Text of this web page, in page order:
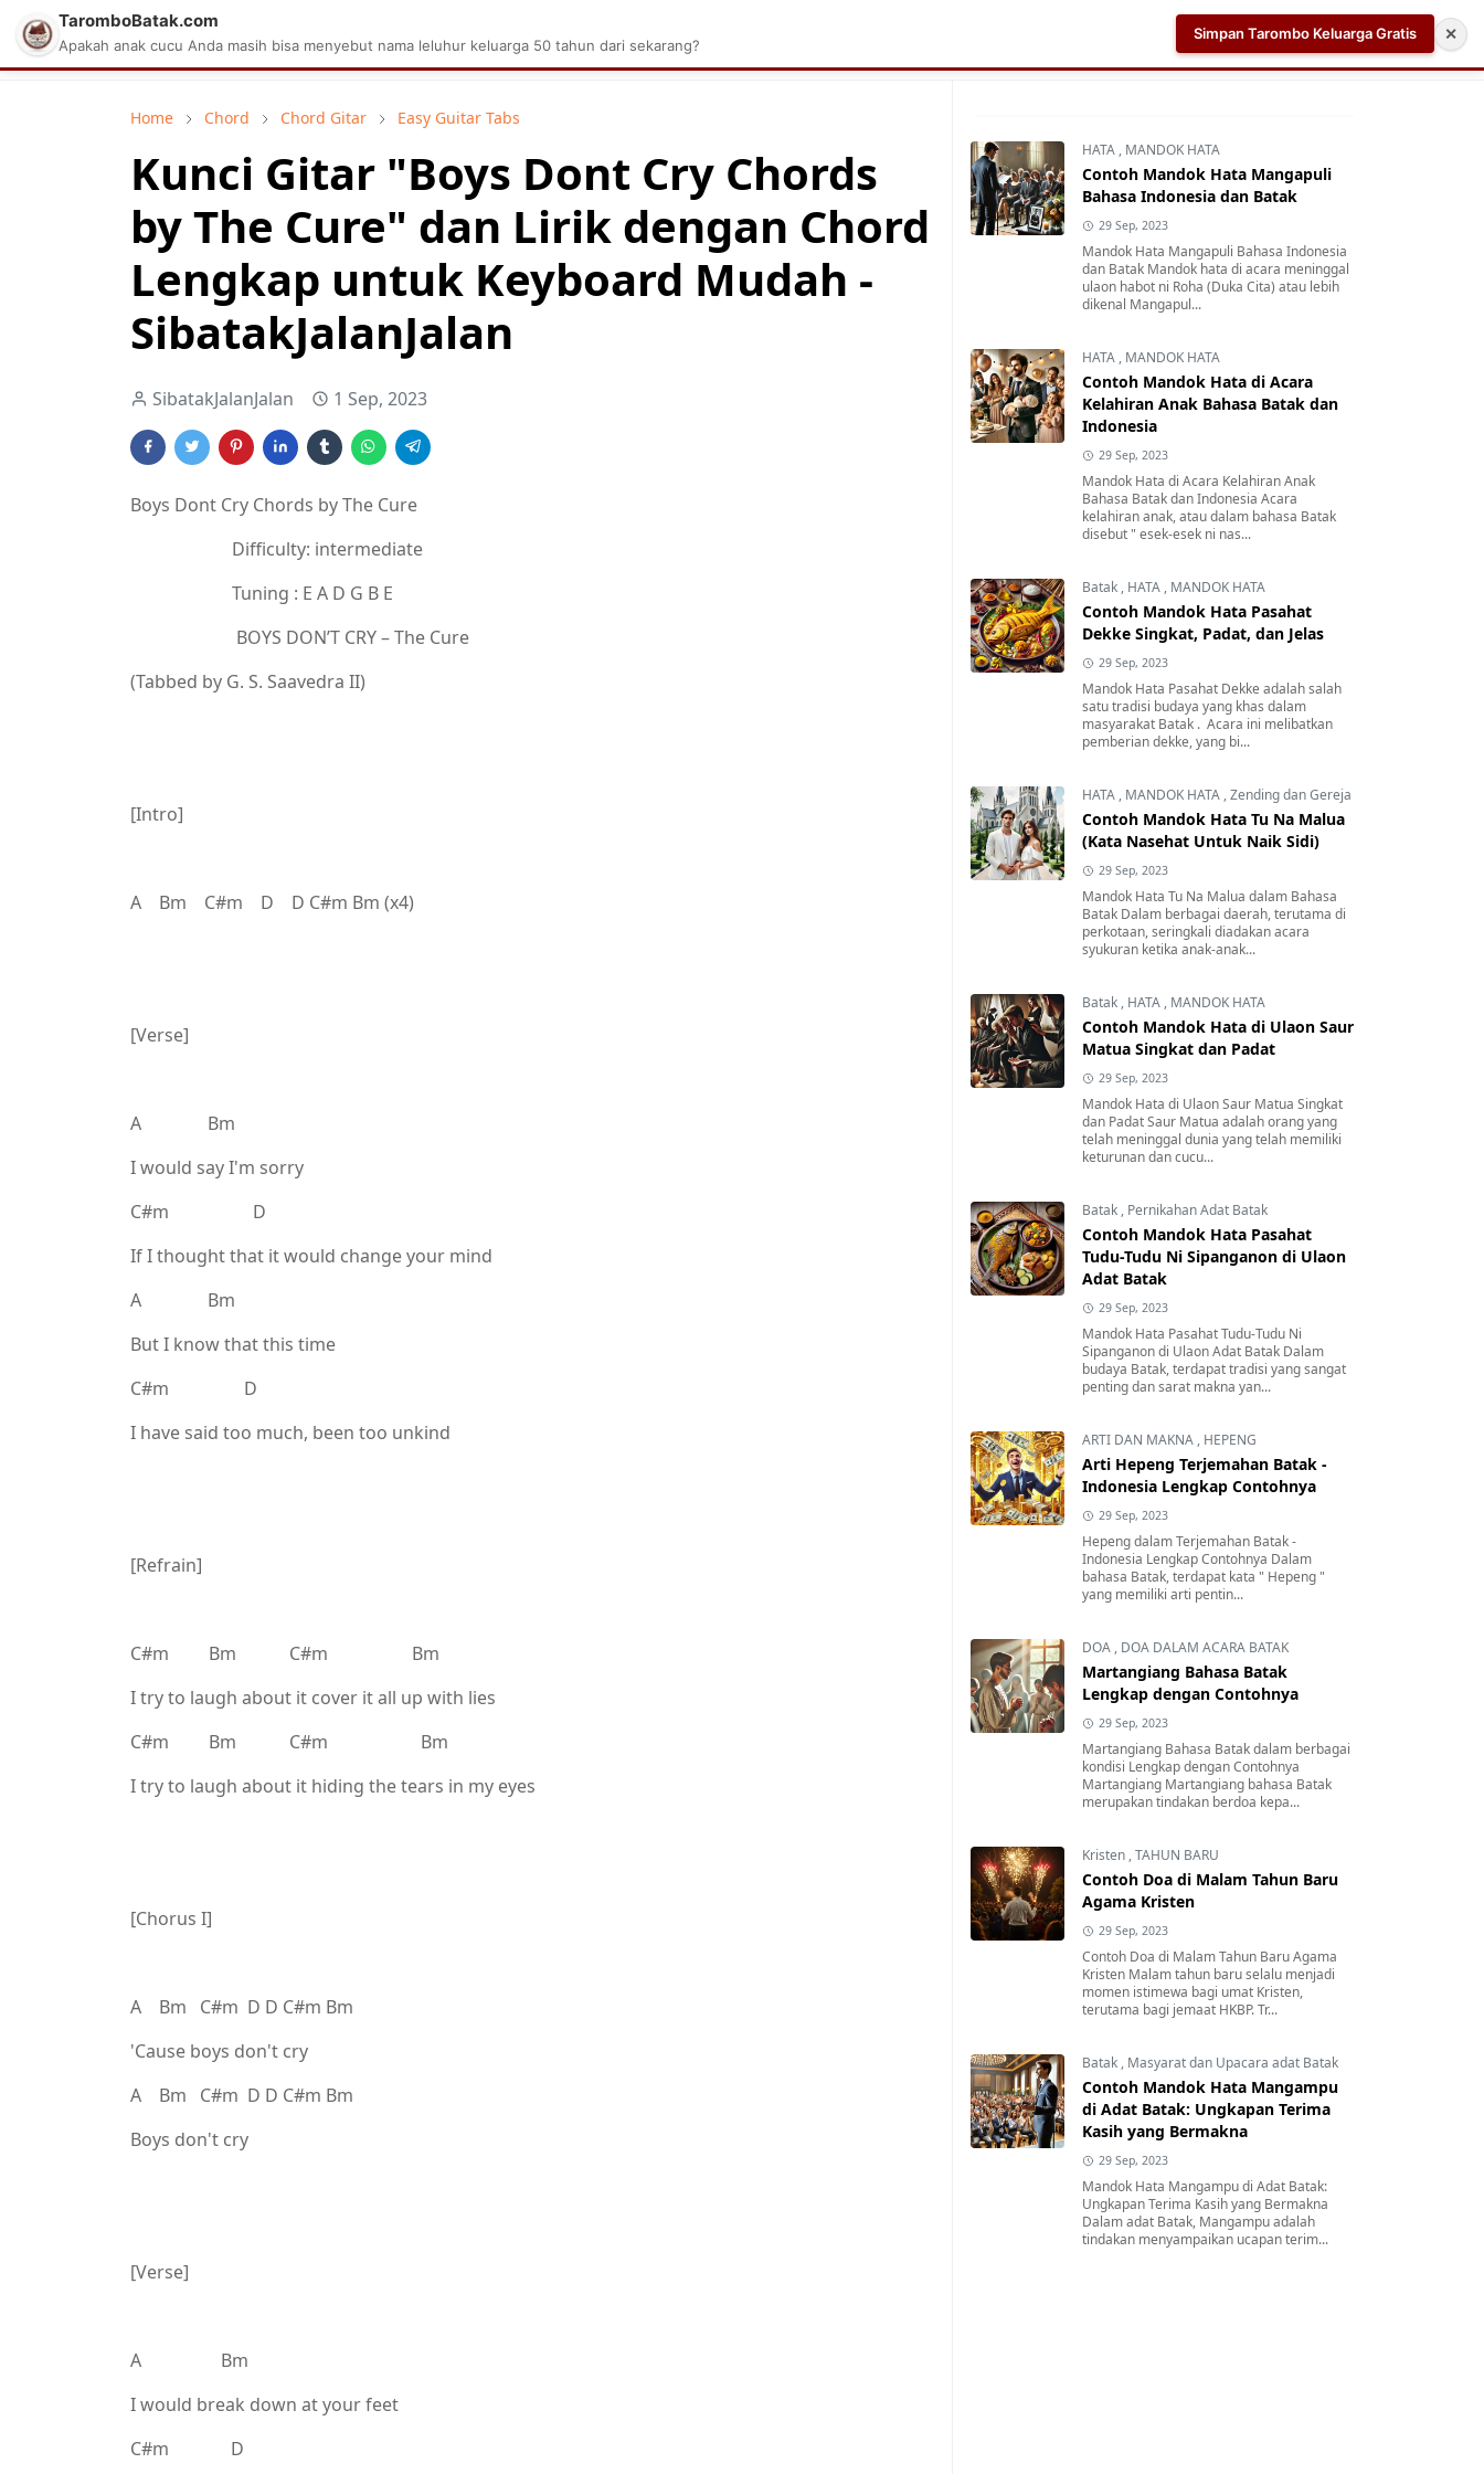
Matius Celcius Sinaga Aplikasi Pabrik Kelapa Sawit Tarombo Batak Aplikasi AI Teleprompter dan Pembuat Skrip Video
Home Chord Chord Gitar Easy Guitar Tabs
Kunci Gitar "Boys Dont Cry Chords
by The Cure" dan Lirik dengan Chord
Lengkap untuk Keyboard Mudah -
SibatakJalanJalan
SibatakJalanJalan 1 Sep, 2023
Boys Dont Cry Chords by The Cure
Difficulty: intermediate
Tuning : E A D G B E
BOYS DON’T CRY – The Cure
(Tabbed by G. S. Saavedra II)
[Intro]
A Bm C#m D D C#m Bm (x4)
[Verse]
A Bm
I would say I'm sorry
C#m D
If I thought that it would change your mind
A Bm
But I know that this time
C#m D
I have said too much, been too unkind
[Refrain]
C#m Bm C#m Bm
I try to laugh about it cover it all up with lies
C#m Bm C#m Bm
I try to laugh about it hiding the tears in my eyes
[Chorus I]
A Bm C#m D D C#m Bm
'Cause boys don't cry
A Bm C#m D D C#m Bm
Boys don't cry
[Verse]
A Bm
I would break down at your feet
C#m D
HATA , MANDOK HATA
Contoh Mandok Hata Mangapuli
Bahasa Indonesia dan Batak
29 Sep, 2023
Mandok Hata Mangapuli Bahasa Indonesia
dan Batak Mandok hata di acara meninggal
ulaon habot ni Roha (Duka Cita) atau lebih
dikenal Mangapul...
HATA , MANDOK HATA
Contoh Mandok Hata di Acara
Kelahiran Anak Bahasa Batak dan
Indonesia
29 Sep, 2023
Mandok Hata di Acara Kelahiran Anak
Bahasa Batak dan Indonesia Acara
kelahiran anak, atau dalam bahasa Batak
disebut " esek-esek ni nas...
Batak , HATA , MANDOK HATA
Contoh Mandok Hata Pasahat
Dekke Singkat, Padat, dan Jelas
29 Sep, 2023
Mandok Hata Pasahat Dekke adalah salah
satu tradisi budaya yang khas dalam
masyarakat Batak . Acara ini melibatkan
pemberian dekke, yang bi...
HATA , MANDOK HATA ,Zending dan Gereja
Contoh Mandok Hata Tu Na Malua
(Kata Nasehat Untuk Naik Sidi)
29 Sep, 2023
Mandok Hata Tu Na Malua dalam Bahasa
Batak Dalam berbagai daerah, terutama di
perkotaan, seringkali diadakan acara
syukuran ketika anak-anak...
Batak , HATA , MANDOK HATA
Contoh Mandok Hata di Ulaon Saur
Matua Singkat dan Padat
29 Sep, 2023
Mandok Hata di Ulaon Saur Matua Singkat
dan Padat Saur Matua adalah orang yang
telah meninggal dunia yang telah memiliki
keturunan dan cucu...
Batak , Pernikahan Adat Batak
Contoh Mandok Hata Pasahat
Tudu-Tudu Ni Sipanganon di Ulaon
Adat Batak
29 Sep, 2023
Mandok Hata Pasahat Tudu-Tudu Ni
Sipanganon di Ulaon Adat Batak Dalam
budaya Batak, terdapat tradisi yang sangat
penting dan sarat makna yan...
ARTI DAN MAKNA , HEPENG
Arti Hepeng Terjemahan Batak -
Indonesia Lengkap Contohnya
29 Sep, 2023
Hepeng dalam Terjemahan Batak -
Indonesia Lengkap Contohnya Dalam
bahasa Batak, terdapat kata " Hepeng "
yang memiliki arti pentin...
DOA , DOA DALAM ACARA BATAK
Martangiang Bahasa Batak
Lengkap dengan Contohnya
29 Sep, 2023
Martangiang Bahasa Batak dalam berbagai
kondisi Lengkap dengan Contohnya
Martangiang Martangiang bahasa Batak
merupakan tindakan berdoa kepa...
Kristen ,TAHUN BARU
Contoh Doa di Malam Tahun Baru
Agama Kristen
29 Sep, 2023
Contoh Doa di Malam Tahun Baru Agama
Kristen Malam tahun baru selalu menjadi
momen istimewa bagi umat Kristen,
terutama bagi jemaat HKBP. Tr...
Batak , Masyarat dan Upacara adat Batak
Contoh Mandok Hata Mangampu
di Adat Batak: Ungkapan Terima
Kasih yang Bermakna
29 Sep, 2023
Mandok Hata Mangampu di Adat Batak:
Ungkapan Terima Kasih yang Bermakna
Dalam adat Batak, Mangampu adalah
tindakan menyampaikan ucapan terim...
TaromboBatak.com
Apakah anak cucu Anda masih bisa menyebut nama leluhur keluarga 50 tahun dari sekarang?
Simpan Tarombo Keluarga Gratis ✕